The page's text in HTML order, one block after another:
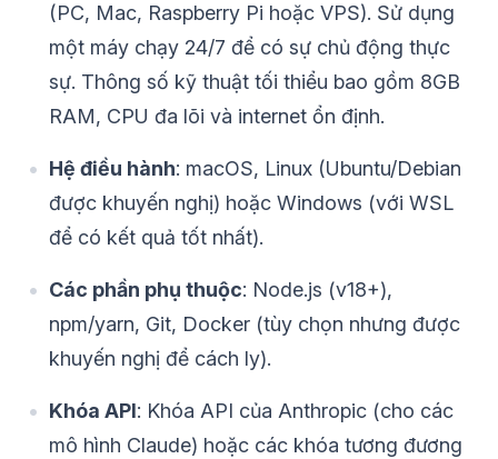
(PC, Mac, Raspberry Pi hoặc VPS). Sử dụng
một máy chạy 24/7 để có sự chủ động thực
sự. Thông số kỹ thuật tối thiểu bao gồm 8GB
RAM, CPU đa lõi và internet ổn định.
Hệ điều hành: macOS, Linux (Ubuntu/Debian
được khuyến nghị) hoặc Windows (với WSL
để có kết quả tốt nhất).
Các phần phụ thuộc: Node.js (v18+),
npm/yarn, Git, Docker (tùy chọn nhưng được
khuyến nghị để cách ly).
Khóa API: Khóa API của Anthropic (cho các
mô hình Claude) hoặc các khóa tương đương